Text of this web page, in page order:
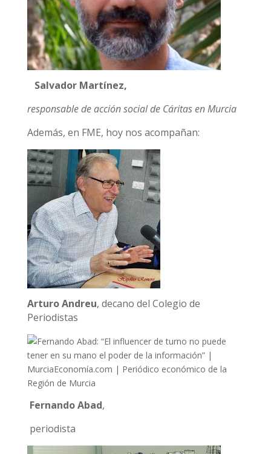
Salvador Martínez,
responsable de acción social de Cáritas en Murcia
Además, en FME, hoy nos acompañan:
Arturo Andreu, decano del Colegio de
Periodistas
Fernando Abad,
periodista